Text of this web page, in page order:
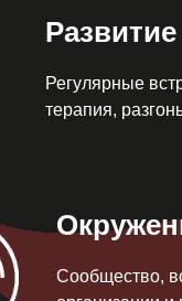
Развитие
Регулярные
терапия,
Сообщество,